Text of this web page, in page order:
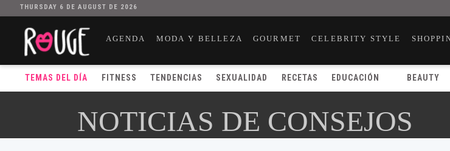
THURSDAY 6 DE AUGUST DE 2026
AGENDA MODA Y BELLEZA GOURMET CELEBRITY STYLE
TEMAS DEL DÍA FITNESS TENDENCIAS SEXUALIDAD RECETAS EDUCACIÓN BEAUTY
NOTICIAS DE CONSEJOS